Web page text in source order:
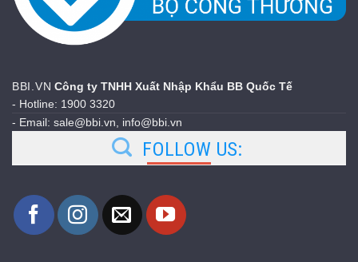
BBI.VN Công ty TNHH Xuất Nhập Khẩu BB Quốc Tế
- Hotline: 1900 3320
- Email: sale@bbi.vn, info@bbi.vn
FOLLOW US: